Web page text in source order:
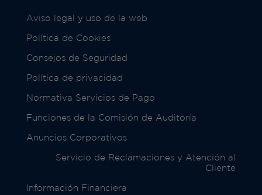
Aviso legal y uso de la web
Política de Cookies
Consejos de Seguridad
Política de privacidad
Normativa Servicios de Pago
Funciones de la Comisión de Auditoría
Anuncios Corporativos
Servicio de Reclamaciones y Atención al
Cliente
Información Financiera